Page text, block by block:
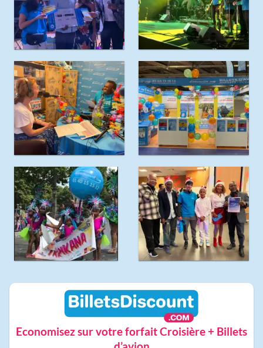
Economisez sur votre forfait Croisière + Billets